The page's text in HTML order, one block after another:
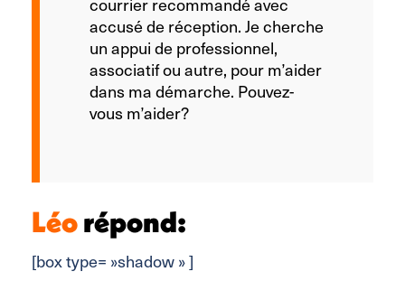
accusé de réception. Je cherche
un appui de professionnel,
associatif ou autre, pour m’aider
dans ma démarche. Pouvez-
vous m’aider?
Léorépond:
[box type= »shadow » ]